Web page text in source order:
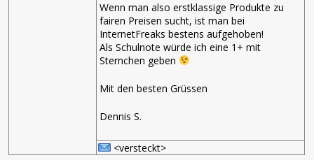
Wenn man also erstklassige Produkte zu
fairen Preisen sucht, ist man bei
InternetFreaks bestens aufgehoben!
Als Schulnote würde ich eine 1+ mit
Sternchen geben
Mit den besten Grüssen
Dennis S.
<versteckt>